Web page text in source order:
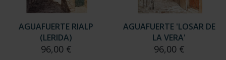
AGUAFUERTE RIALP
(LERIDA)
96,00 €
AGUAFUERTE 'LOSAR DE
LA VERA'
96,00 €